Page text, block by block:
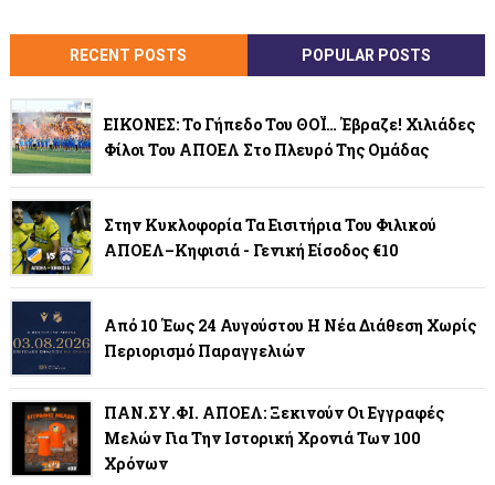
RECENT POSTS POPULAR POSTS
ΕΙΚΟΝΕΣ: Το Γήπεδο Του ΘΟΪ… Έβραζε! Χιλιάδες
Φίλοι Του ΑΠΟΕΛ Στο Πλευρό Της Ομάδας
Στην Κυκλοφορία Τα Εισιτήρια Του Φιλικού
ΑΠΟΕΛ–Κηφισιά - Γενική Είσοδος €10
Από 10 Έως 24 Αυγούστου Η Νέα Διάθεση Χωρίς
Περιορισμό Παραγγελιών
ΠΑΝ.ΣΥ.ΦΙ. ΑΠΟΕΛ: Ξεκινούν Οι Εγγραφές
Μελών Για Την Ιστορική Χρονιά Των 100
Χρόνων